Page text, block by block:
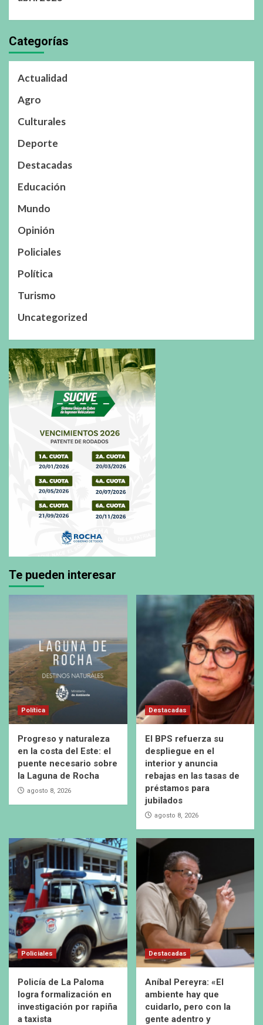
Categorías
Actualidad
Agro
Culturales
Deporte
Destacadas
Educación
Mundo
Opinión
Policiales
Política
Turismo
Uncategorized
Te pueden interesar
Política
Progreso y naturaleza
en la costa del Este: el
puente necesario sobre
la Laguna de Rocha
agosto 8, 2026
Destacadas
El BPS refuerza su
despliegue en el
interior y anuncia
rebajas en las tasas de
préstamos para
jubilados
agosto 8, 2026
Policiales
Policía de La Paloma
logra formalización en
investigación por rapiña
a taxista
Destacadas
Aníbal Pereyra: «El
ambiente hay que
cuidarlo, pero con la
gente adentro y